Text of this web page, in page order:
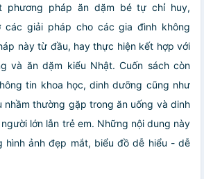
phương pháp ăn dặm bé tự chỉ huy,
các giải pháp cho các gia đình không
này từ đầu, hay thực hiện kết hợp với
và ăn dặm kiểu Nhật. Cuốn sách còn
tin khoa học, dinh dưỡng cũng như
nhầm thường gặp trong ăn uống và dinh
lớn lẫn trẻ em. Những nội dung này
hình ảnh đẹp mắt, biểu đồ dễ hiểu - dễ